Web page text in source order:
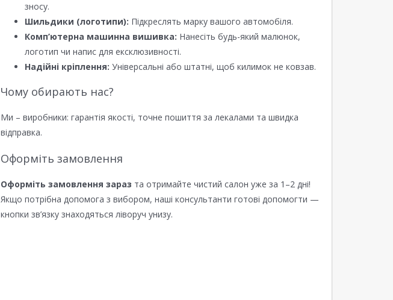
зносу.
Шильдики (логотипи): Підкреслять марку вашого автомобіля.
Комп’ютерна машинна вишивка: Нанесіть будь-який малюнок,
логотип чи напис для ексклюзивності.
Надійні кріплення: Універсальні або штатні, щоб килимок не ковзав.
Чому обирають нас?
Ми – виробники: гарантія якості, точне пошиття за лекалами та швидка
відправка.
Оформіть замовлення
Оформіть замовлення зараз та отримайте чистий салон уже за 1–2 дні!
Якщо потрібна допомога з вибором, наші консультанти готові допомогти —
кнопки зв’язку знаходяться ліворуч унизу.